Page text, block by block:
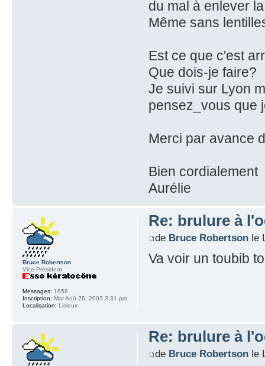
du mal à enlever
Même sans
Est ce que c'est
Que dois-je faire?
Je suivi sur Lyon
pensez_vous que
Merci par avance
Bien cordialement
Aurélie
Re: brulure à
de Bruce Robertsonle
Va voir un toubib
Bruce Robertson
Vice-Président
Messages: 1658
Inscription: Mar Aoû 26, 2003 3:31 pm
Localisation: Lisieux
Re: brulure à
de Bruce Robertsonle